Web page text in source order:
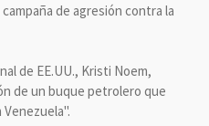
de agresión contra la
de EE.UU., Kristi Noem,
de un buque petrolero que